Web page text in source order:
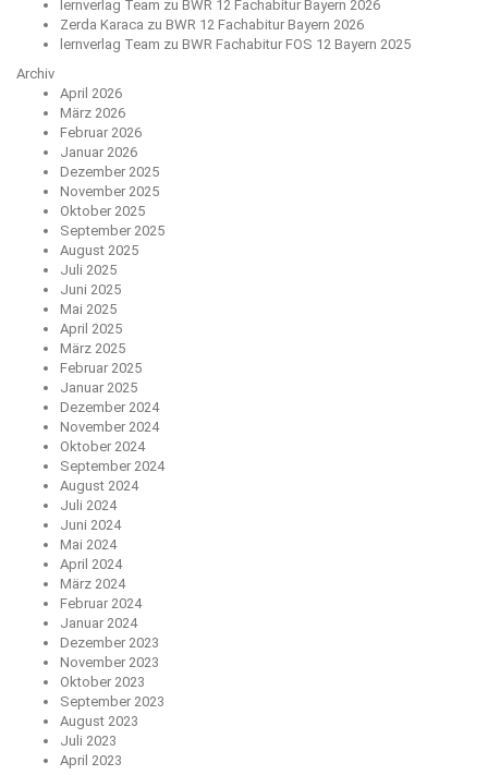
lernverlag Team zu BWR 12 Fachabitur Bayern 2026
Zerda Karaca zu BWR 12 Fachabitur Bayern 2026
lernverlag Team zu BWR Fachabitur FOS 12 Bayern 2025
Archiv
April 2026
März 2026
Februar 2026
Januar 2026
Dezember 2025
November 2025
Oktober 2025
September 2025
August 2025
Juli 2025
Juni 2025
Mai 2025
April 2025
März 2025
Februar 2025
Januar 2025
Dezember 2024
November 2024
Oktober 2024
September 2024
August 2024
Juli 2024
Juni 2024
Mai 2024
April 2024
März 2024
Februar 2024
Januar 2024
Dezember 2023
November 2023
Oktober 2023
September 2023
August 2023
Juli 2023
April 2023